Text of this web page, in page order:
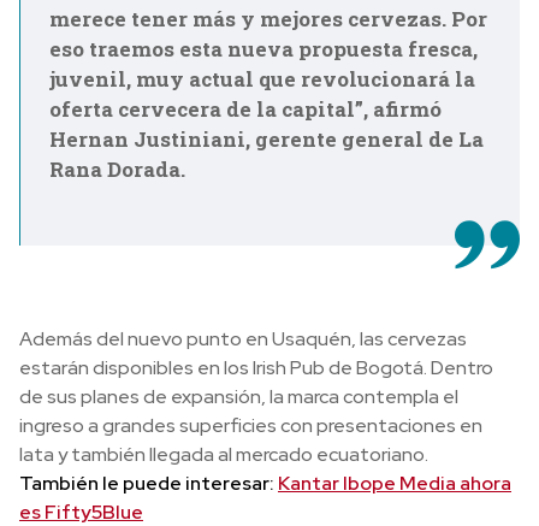
merece tener más y mejores cervezas. Por
eso traemos esta nueva propuesta fresca,
juvenil, muy actual que revolucionará la
oferta cervecera de la capital”, afirmó
Hernan Justiniani, gerente general de La
Rana Dorada.
Además del nuevo punto en Usaquén, las cervezas
estarán disponibles en los Irish Pub de Bogotá. Dentro
de sus planes de expansión, la marca contempla el
ingreso a grandes superficies con presentaciones en
lata y también llegada al mercado ecuatoriano.
También le puede interesar: Kantar Ibope Media ahora
es Fifty5Blue